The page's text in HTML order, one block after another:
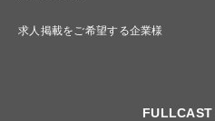
求人掲載をご希望する企業様